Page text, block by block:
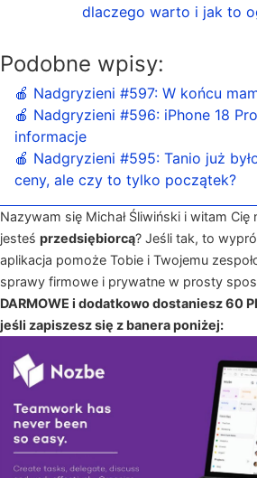
dlaczego warto i jak to
Podobne wpisy:
🍎 Nadgryzieni #597: W końcu
🍎 Nadgryzieni #596: iPhone 18
informacje
🍎 Nadgryzieni #595: Tanio już
ceny, ale czy to tylko początek?
Nazywam się Michał Śliwiński i witam
jesteś przedsiębiorcą? Jeśli tak, to
aplikacja pomoże Tobie i Twojemu
sprawy firmowe i prywatne w prosty
DARMOWE i dodatkowo dostaniesz 60
jeśli zapiszesz się z banera poniżej: